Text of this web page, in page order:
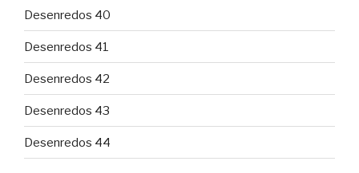
Desenredos 40
Desenredos 41
Desenredos 42
Desenredos 43
Desenredos 44